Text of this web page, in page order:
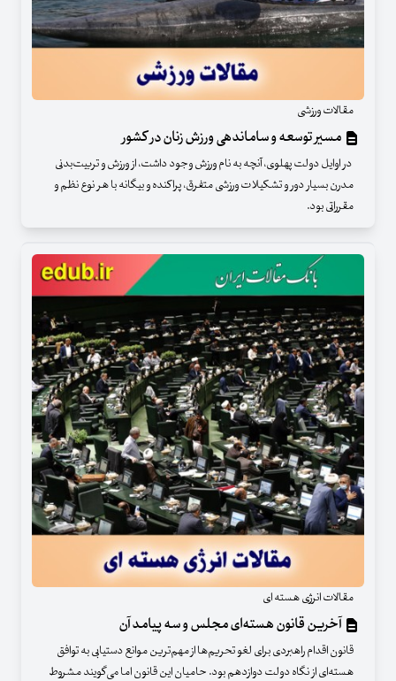
مقالات ورزشی
مسیر توسعه و ساماندهی ورزش زنان در کشور
در اوایل دولت پهلوی، آنچه به نام ورزش وجود داشت، از ورزش و تربیت‌بدنی
مدرن بسیار دور و تشکیلات ورزشی متفرق، پراکنده و بیگانه با هر نوع نظم و
مقرراتی بود.
مقالات انرژی هسته ای
آخرین قانون هسته‌ای مجلس و سه پیامد آن
قانون اقدام راهبردی برای لغو تحریم‌ها از مهم‌ترین موانع دستیابی به توافق
هسته‌ای از نگاه دولت دوازدهم بود. حامیان این قانون اما می‌گویند مشروط